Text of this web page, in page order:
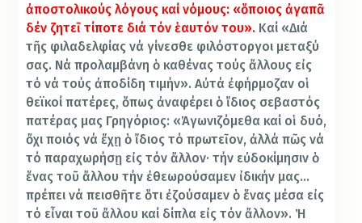
ἀποστολικούς λόγους καί νόμους: «ὅποιος ἀγαπᾶ
δέν ζητεῖ τίποτε διά τόν ἑαυτόν του». Καί «Διά
τῆς φιλαδελφίας νά γίνεσθε φιλόστοργοι μεταξύ
σας. Νά προλαμβάνη ὁ καθένας τούς ἄλλους εἰς
τό νά τούς ἀποδίδη τιμήν». Αὐτά ἐφήρμοζαν οἱ
θεϊκοί πατέρες, ὅπως ἀναφέρει ὁ ἴδιος σεβαστός
πατέρας μας Γρηγόριος: «Ἀγωνιζόμεθα καί οἱ δυό,
ὄχι ποιός νά ἔχῃ ὁ ἴδιος τό πρωτεῖον, ἀλλά πῶς νά
τό παραχωρήσῃ εἰς τόν ἄλλον· τήν εὐδοκίμησιν ὁ
ἕνας τοῦ ἄλλου τήν ἐθεωρούσαμεν ἰδικήν μας…
πρέπει νά πεισθῆτε ὅτι ἐζούσαμεν ὁ ἕνας μέσα εἰς
τό εἶναι τοῦ ἄλλου καί δίπλα εἰς τόν ἄλλον». Ἡ